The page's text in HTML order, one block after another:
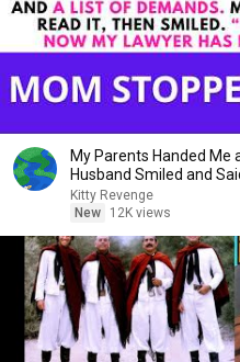
My Parents Handed
Husband Smiled and
Kitty Revenge
New
12K views